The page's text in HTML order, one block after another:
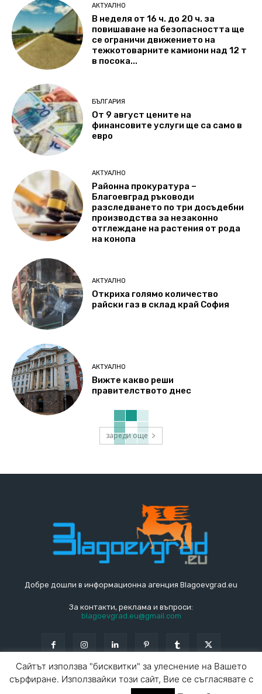
АКТУАЛНО
В неделя от 16 ч. до 20 ч. за
повишаване на безопасността ще
се ограничи движението на
тежкотоварните камиони над 12 т
в посока...
БЪЛГАРИЯ
От 9 август цените на
финансовите услуги ще са само в
евро
АКТУАЛНО
Районна прокуратура –
Благоевград ръководи
разследването по три досъдебни
производства за незаконно
отглеждане на растения от рода
на конопа
АКТУАЛНО
Откриха голямо количество
райски газ в склад край София
АКТУАЛНО
Вижте какво реши
правителството днес
зареди още
Добре дошли в информационна агенция Blagoevgrad.eu
За контакти, реклама и въпроси:
blagoevgrad.eu@gmail.com
Сайтът използва "бисквитки" за улеснение на Вашето
сърфиране. Използвайки този сайт, Вие се съгласявате с